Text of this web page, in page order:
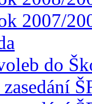
2007/
do